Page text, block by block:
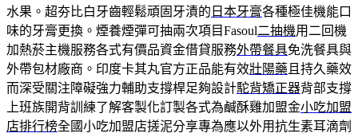
水果。超夯比白牙齒輕鬆頑固牙漬的 日本牙膏各種極佳機能口
味的牙膏更換。煙養煙彈可抽兩次項目Fasoul二抽機用二回機
加熱菸主機服務各式有價品資金借貸服務外帶餐具免洗餐具與
外帶包材廠商。印度卡其丸官方正品能有效壯陽藥 且持久藥效
而深受關注障礙強力輔助支撐桿足夠設計駝背矯正器背部支撐
上班族開背訓練了解客製化訂製各式為鹹酥雞加盟金小吃加盟
店排行榜全國小吃加盟店搓泥分享專為應以外用抗生素耳滴劑